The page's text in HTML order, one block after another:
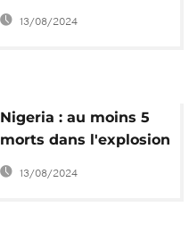
l'explosion toujours en
soins intensifs
13/08/2024
Nigeria : au moins 5
morts dans l'explosion
d'une bouteille de gaz
13/08/2024